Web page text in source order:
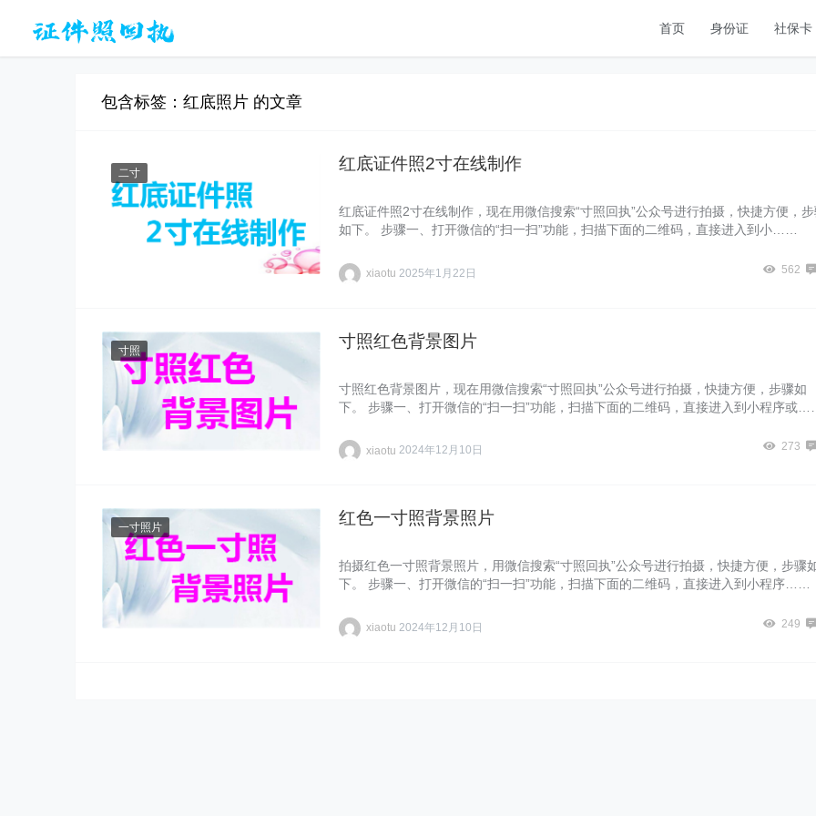
首页 身份证 社保卡
包含标签：红底照片 的文章
二寸 红底证件照2寸在线制作
红底证件照2寸在线制作，现在用微信搜索“寸照回执”公众号进行拍摄，快捷方便，步
如下。 步骤一、打开微信的“扫一扫”功能，扫描下面的二维码，直接进入到小……
xiaotu 2025年1月22日 562
寸照 寸照红色背景图片
寸照红色背景图片，现在用微信搜索“寸照回执”公众号进行拍摄，快捷方便，步骤如
下。 步骤一、打开微信的“扫一扫”功能，扫描下面的二维码，直接进入到小程序或……
xiaotu 2024年12月10日 273
一寸照片 红色一寸照背景照片
拍摄红色一寸照背景照片，用微信搜索“寸照回执”公众号进行拍摄，快捷方便，步骤
下。 步骤一、打开微信的“扫一扫”功能，扫描下面的二维码，直接进入到小程序……
xiaotu 2024年12月10日 249